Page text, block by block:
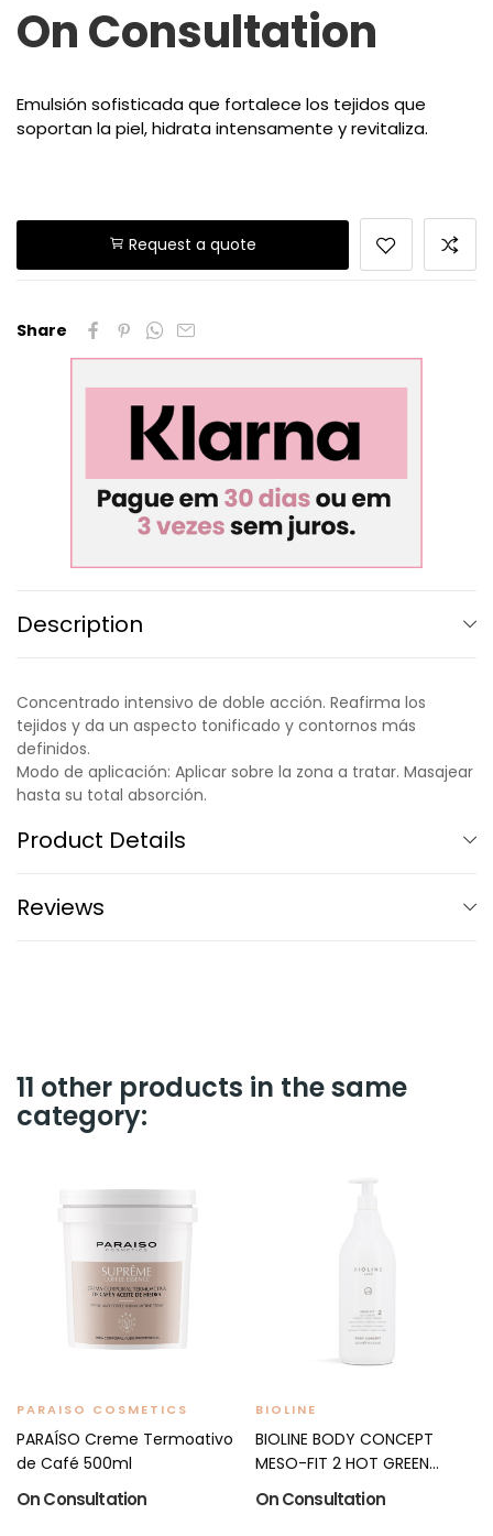
On Consultation
Emulsión sofisticada que fortalece los tejidos que
soportan la piel, hidrata intensamente y revitaliza.
Request a quote
Share
Description
Concentrado intensivo de doble acción. Reafirma los
tejidos y da un aspecto tonificado y contornos más
definidos.
Modo de aplicación: Aplicar sobre la zona a tratar. Masajear
hasta su total absorción.
Product Details
Reviews
11 other products in the same
category:
PARAISO COSMETICS
PARAÍSO Creme Termoativo
de Café 500ml
On Consultation
BIOLINE
BIOLINE BODY CONCEPT
MESO-FIT 2 HOT GREEN
On Consultation